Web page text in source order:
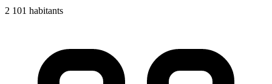
2 101 habitants